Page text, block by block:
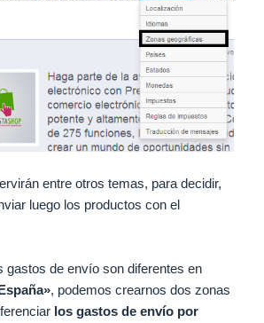
entre otros temas, para decidir,
luego los productos con el
gastos de envío son diferentes en
, podemos crearnos dos zonas
los gastos de envío por